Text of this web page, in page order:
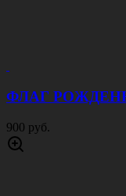
ФЛАГ
900 руб.